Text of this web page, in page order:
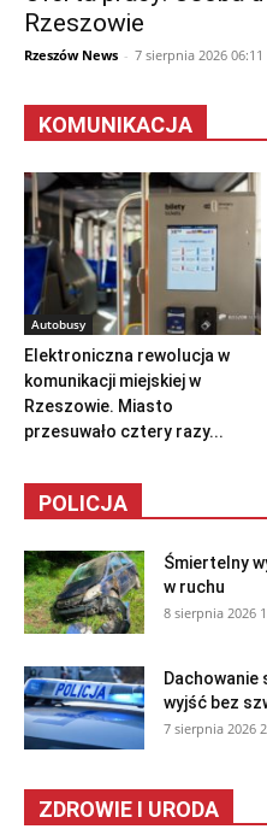
Rzeszowie
Rzeszów News - 7 sierpnia 2026 06:11
KOMUNIKACJA
Autobusy
Elektroniczna rewolucja w
komunikacji miejskiej w
Rzeszowie. Miasto
przesuwało cztery razy...
POLICJA
Śmiertelny
w ruchu
8 sierpnia 2026
Dachowanie
wyjść bez
7 sierpnia 2026
ZDROWIE I URODA